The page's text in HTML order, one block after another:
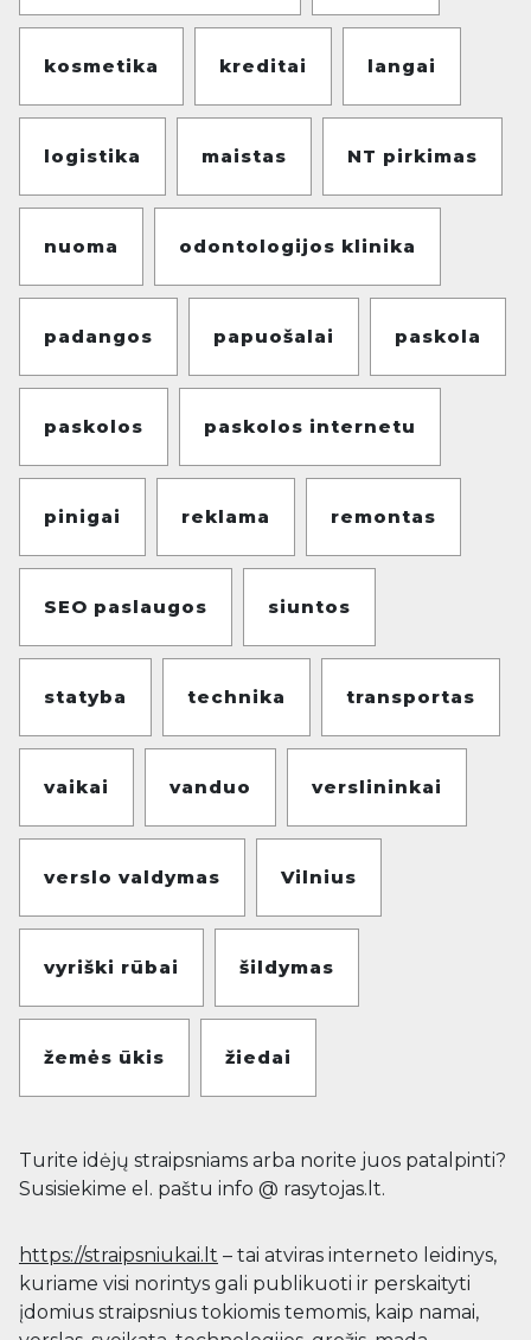
kosmetika kreditai langai
logistika maistas NT pirkimas
nuoma odontologijos klinika
padangos papuošalai paskola
paskolos paskolos internetu
pinigai reklama remontas
SEO paslaugos siuntos
statyba technika transportas
vaikai vanduo verslininkai
verslo valdymas Vilnius
vyriški rūbai šildymas
žemės ūkis žiedai
Turite idėjų straipsniams arba norite juos patalpinti?
Susisiekime el. paštu info @ rasytojas.lt.
https://straipsniukai.lt – tai atviras interneto leidinys,
kuriame visi norintys gali publikuoti ir perskaityti
įdomius straipsnius tokiomis temomis, kaip namai,